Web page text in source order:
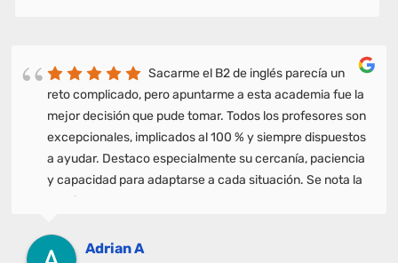
Sacarme el B2 de inglés parecía un
reto complicado, pero apuntarme a esta academia fue la
mejor decisión que pude tomar. Todos los profesores son
excepcionales, implicados al 100 % y siempre dispuestos
a ayudar. Destaco especialmente su cercanía, paciencia
y capacidad para adaptarse a cada situación. Se nota la
pasión que ponen en su trabajo y eso marca la
ayudarme a alcanzar un objetivo tan importante.
Adrian A